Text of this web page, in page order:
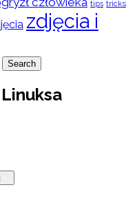
tips tricks
zdjęcia i
Search